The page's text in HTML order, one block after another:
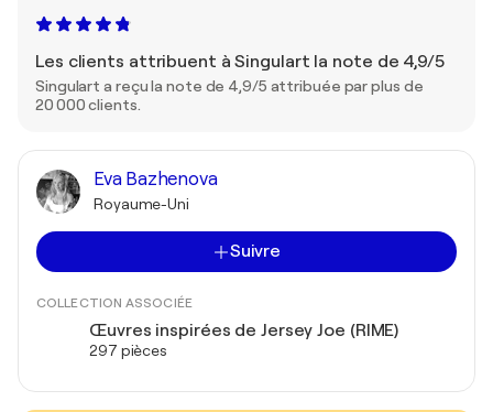
Les clients attribuent à Singulart la note de 4,9/5
Singulart a reçu la note de 4,9/5 attribuée par plus de
20 000 clients.
Eva Bazhenova
Royaume-Uni
Suivre
COLLECTION ASSOCIÉE
Œuvres inspirées de Jersey Joe (RIME)
297 pièces